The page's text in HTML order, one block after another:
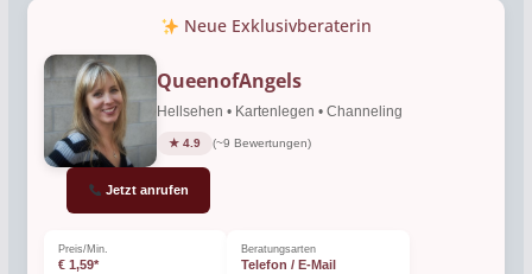
Neue Exklusivberaterin
QueenofAngels
Hellsehen • Kartenlegen • Channeling
★ 4.9 (~9 Bewertungen)
Jetzt anrufen
Preis/Min.
€ 1,59*
Beratungsarten
Telefon / E-Mail